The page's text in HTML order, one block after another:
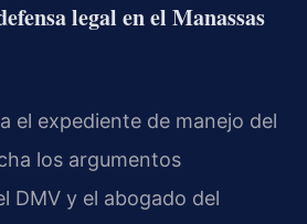
legal en el Manassas
el expediente de manejo del
los argumentos
DMV y el abogado del